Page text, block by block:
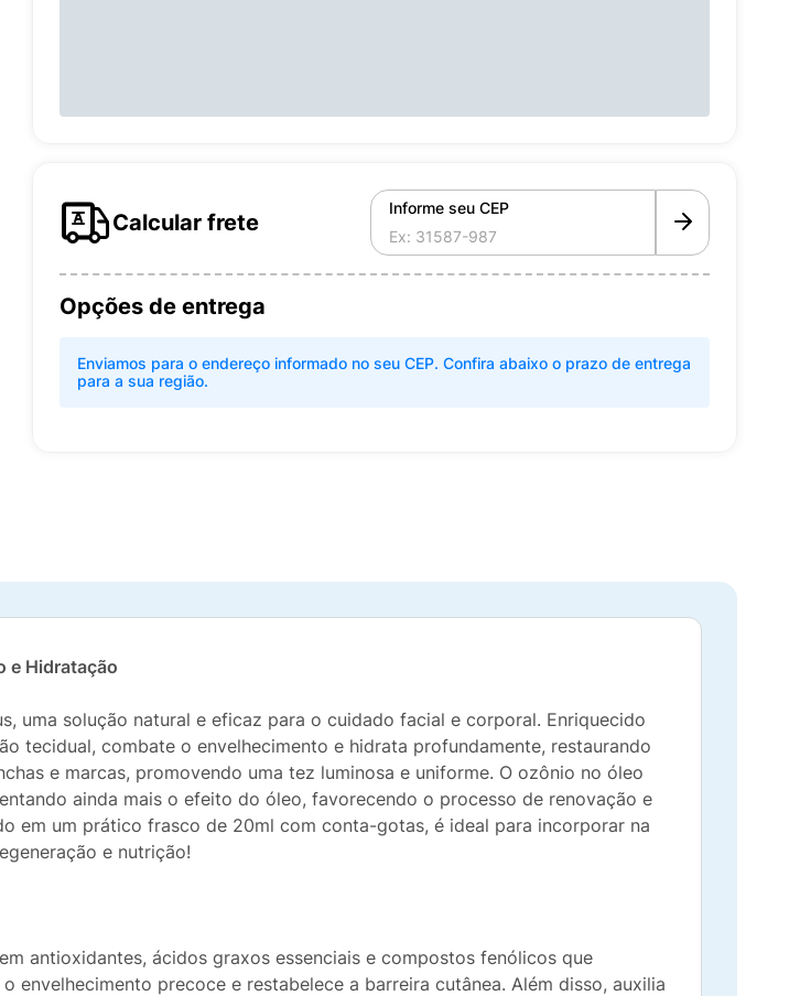
Calcular frete
Informe seu CEP
Opções de entrega
Enviamos para o endereço informado no seu CEP. Confira abaixo o prazo de entrega
para a sua região.
e Hidratação
uma solução natural e eficaz para o cuidado facial e corporal. Enriquecido
tecidual, combate o envelhecimento e hidrata profundamente, restaurando
e marcas, promovendo uma tez luminosa e uniforme. O ozônio no óleo
ainda mais o efeito do óleo, favorecendo o processo de renovação e
em um prático frasco de 20ml com conta-gotas, é ideal para incorporar na
e nutrição!
antioxidantes, ácidos graxos essenciais e compostos fenólicos que
precoce e restabelece a barreira cutânea. Além disso, auxilia